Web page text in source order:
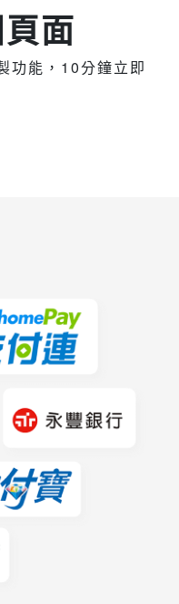
面
功能，10分鐘立即